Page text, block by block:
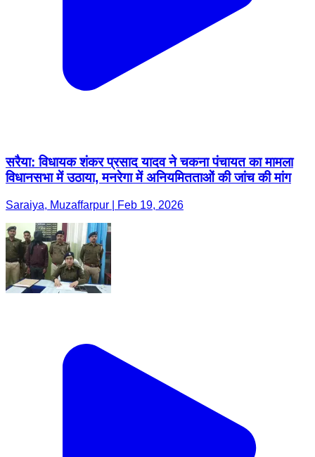
सरैया: विधायक शंकर प्रसाद यादव ने चकना पंचायत का मामला
विधानसभा में उठाया, मनरेगा में अनियमितताओं की जांच की मांग
Saraiya, Muzaffarpur | Feb 19, 2026